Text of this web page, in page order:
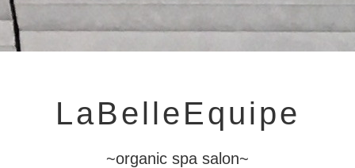
LaBelleEquipe
~organic spa salon~